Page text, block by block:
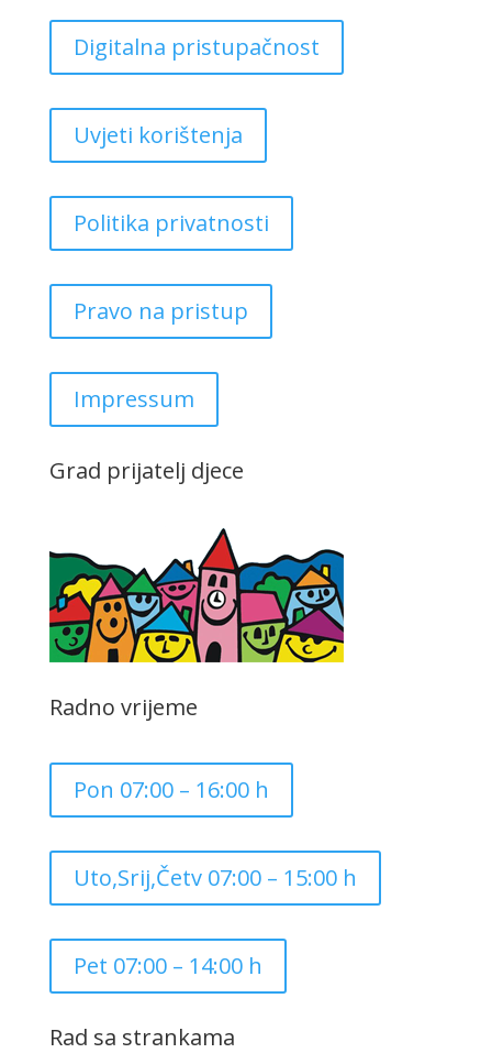
Digitalna pristupačnost
Uvjeti korištenja
Politika privatnosti
Pravo na pristup
Impressum
Grad prijatelj djece
Radno vrijeme
Pon 07:00 – 16:00 h
Uto,Srij,Četv 07:00 – 15:00 h
Pet 07:00 – 14:00 h
Rad sa strankama